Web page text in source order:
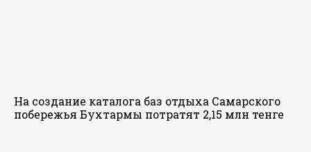
На создание каталога баз отдыха Самарского
побережья Бухтармы потратят 2,15 млн тенге